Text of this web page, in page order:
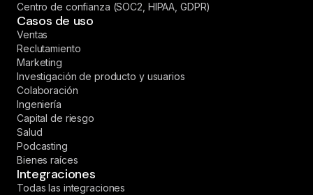
Centro de confianza (SOC2, HIPAA, GDPR)
Casos de uso
Ventas
Reclutamiento
Marketing
Investigación de producto y usuarios
Colaboración
Ingeniería
Capital de riesgo
Salud
Podcasting
Bienes raíces
Integraciones
Todas las integraciones